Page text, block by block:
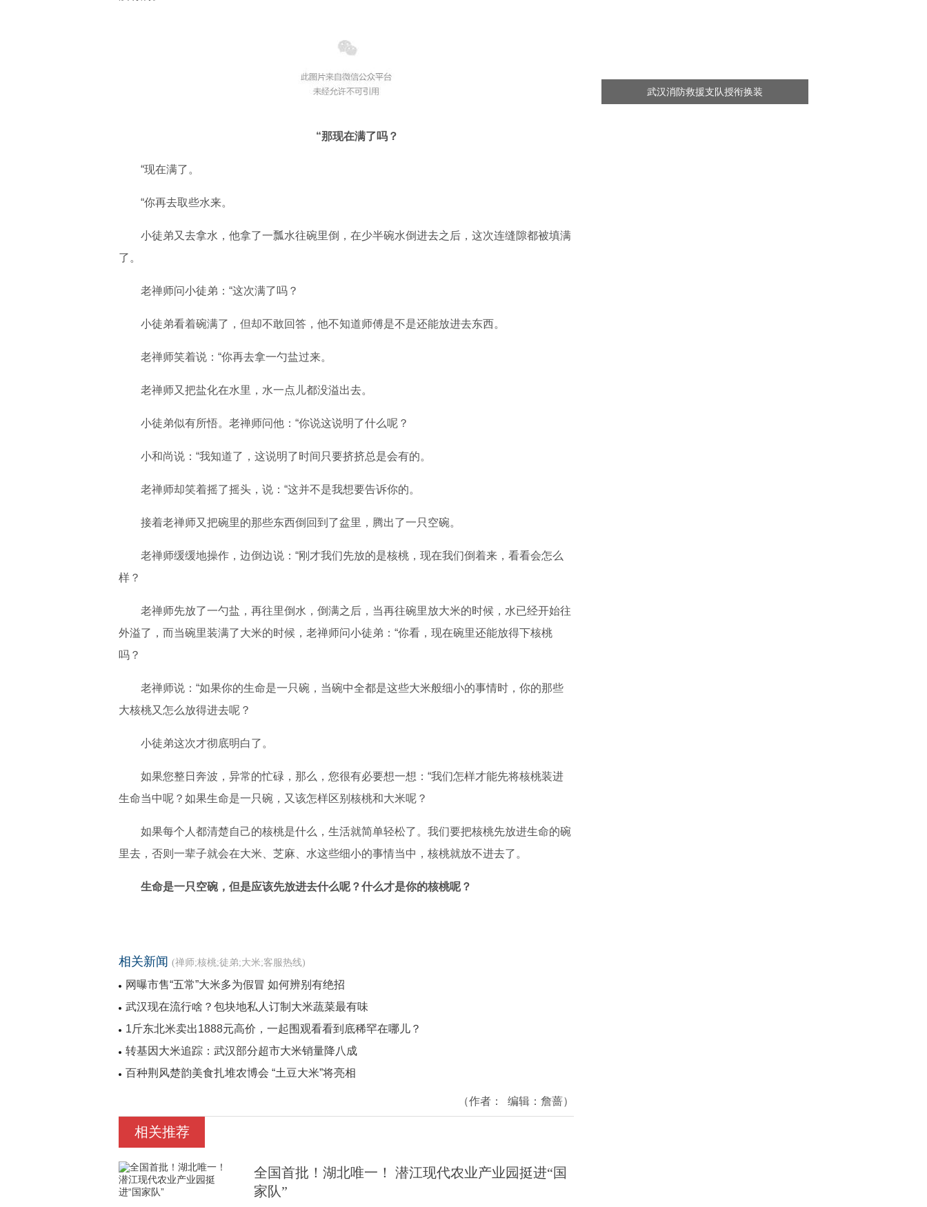
“那现在满了吗？
“现在满了。
“你再去取些水来。
小徒弟又去拿水，他拿了一瓢水往碗里倒，在少半碗水倒进去之后，这次连缝隙都被填满
了。
老禅师问小徒弟：“这次满了吗？
小徒弟看着碗满了，但却不敢回答，他不知道师傅是不是还能放进去东西。
老禅师笑着说：“你再去拿一勺盐过来。
老禅师又把盐化在水里，水一点儿都没溢出去。
小徒弟似有所悟。老禅师问他：“你说这说明了什么呢？
小和尚说：“我知道了，这说明了时间只要挤挤总是会有的。
老禅师却笑着摇了摇头，说：“这并不是我想要告诉你的。
接着老禅师又把碗里的那些东西倒回到了盆里，腾出了一只空碗。
老禅师缓缓地操作，边倒边说：“刚才我们先放的是核桃，现在我们倒着来，看看会怎么
样？
老禅师先放了一勺盐，再往里倒水，倒满之后，当再往碗里放大米的时候，水已经开始往
外溢了，而当碗里装满了大米的时候，老禅师问小徒弟：“你看，现在碗里还能放得下核桃
吗？
老禅师说：“如果你的生命是一只碗，当碗中全都是这些大米般细小的事情时，你的那些
大核桃又怎么放得进去呢？
小徒弟这次才彻底明白了。
如果您整日奔波，异常的忙碌，那么，您很有必要想一想：“我们怎样才能先将核桃装进
生命当中呢？如果生命是一只碗，又该怎样区别核桃和大米呢？
如果每个人都清楚自己的核桃是什么，生活就简单轻松了。我们要把核桃先放进生命的碗
里去，否则一辈子就会在大米、芝麻、水这些细小的事情当中，核桃就放不进去了。
生命是一只空碗，但是应该先放进去什么呢？什么才是你的核桃呢？
相关新闻 (禅师;核桃;徒弟;大米;客服热线)
网曝市售“五常”大米多为假冒 如何辨别有绝招
武汉现在流行啥？包块地私人订制大米蔬菜最有味
1斤东北米卖出1888元高价，一起围观看看到底稀罕在哪儿？
转基因大米追踪：武汉部分超市大米销量降八成
百种荆风楚韵美食扎堆农博会 “土豆大米”将亮相
（作者： 编辑： 詹蔷）
相关推荐
全国首批！湖北唯一！ 潜江现代农业产业园挺进“国
家队”
武汉消防救援支队授衔换装